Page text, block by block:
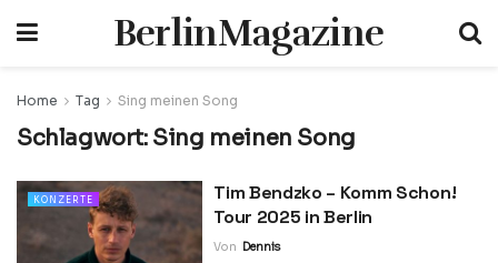
BerlinMagazine
Home Tag Sing meinen Song
Schlagwort: Sing meinen Song
KONZERTE
Tim Bendzko – Komm Schon!
Tour 2025 in Berlin
Von Dennis